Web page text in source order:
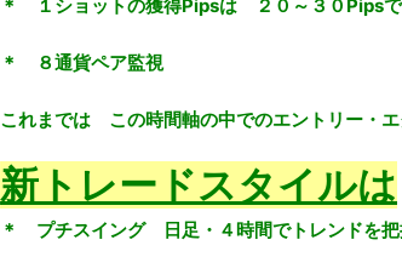
＊ １ショットの獲得Pipsは ２０～３０Pips
＊ ８通貨ペア監視
これまでは この時間軸の中でのエントリー・
新トレードスタイルは
＊ プチスイング 日足・４時間でトレンドを